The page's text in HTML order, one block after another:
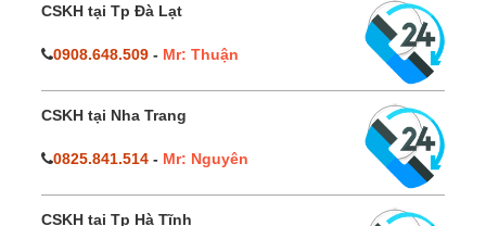
CSKH tại Tp Đà Lạt
0908.648.509 - Mr: Thuận
CSKH tại Nha Trang
0825.841.514 - Mr: Nguyên
CSKH tại Tp Hà Tĩnh